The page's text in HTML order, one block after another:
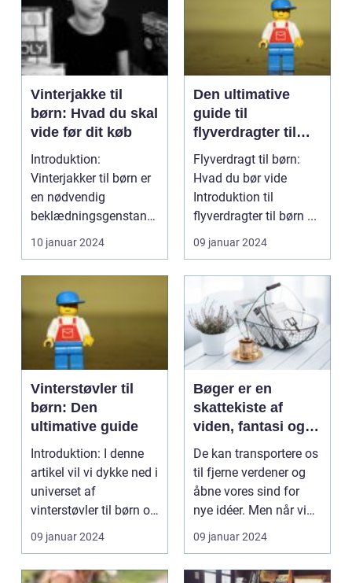
Vinterjakke til
børn: Hvad du skal
vide før dit køb
Introduktion:
Vinterjakker til børn er
en nødvendig
beklædningsgenstand
for at bevare varmen
og besk...
10 januar 2024
Den ultimative
guide til
flyverdragter til
børn
Flyverdragt til børn:
Hvad du bør vide
Introduktion til
flyverdragter til børn ...
09 januar 2024
Vinterstøvler til
børn: Den
ultimative guide
Introduktion: I denne
artikel vil vi dykke ned i
universet af
vinterstøvler til børn og
udforske alt...
09 januar 2024
Bøger er en
skattekiste af
viden, fantasi og
inspiration
De kan transportere os
til fjerne verdener og
åbne vores sind for
nye idéer. Men når vi
har mange bø...
09 januar 2024